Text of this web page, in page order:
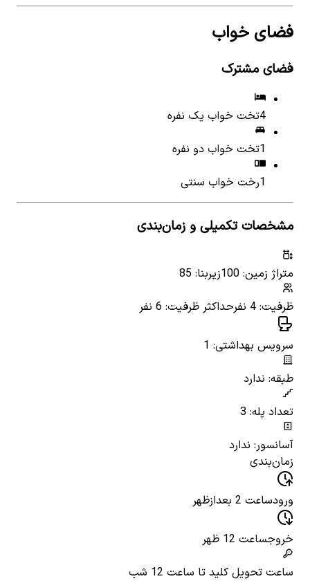
فضای خواب
فضای مشترک
4تخت خواب یک نفره
1تخت خواب دو نفره
1رخت خواب سنتی
مشخصات تکمیلی و زمان‌بندی
متراژ زمین: 100
زیربنا: 85
ظرفیت: 4 نفر
حداکثر ظرفیت: 6 نفر
سرویس بهداشتی: 1
طبقه: ندارد
تعداد پله: 3
آسانسور: ندارد
زمان‌بندی
ورودساعت 2 بعدازظهر
خروجساعت 12 ظهر
ساعت تحویل کلید تا ساعت 12 شب